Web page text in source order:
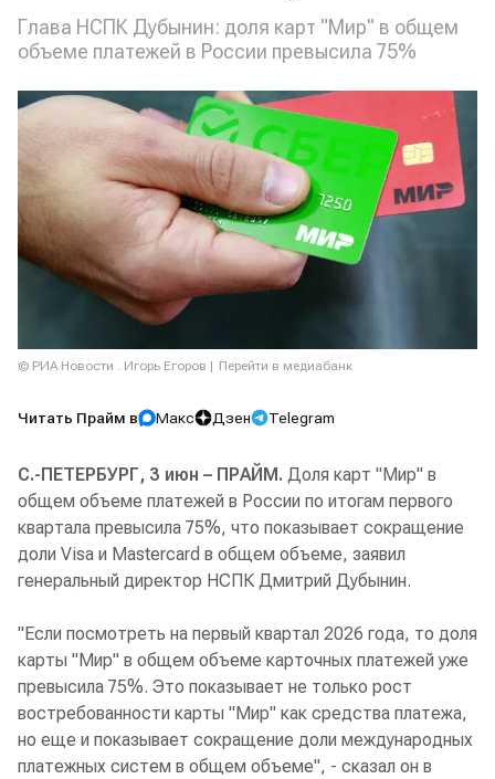
Глава НСПК Дубынин: доля карт "Мир" в общем
объеме платежей в России превысила 75%
© РИА Новости . Игорь Егоров Перейти в медиабанк
Читать Прайм в Макс Дзен Telegram
С.-ПЕТЕРБУРГ, 3 июн – ПРАЙМ. Доля карт "Мир" в
общем объеме платежей в России по итогам первого
квартала превысила 75%, что показывает сокращение
доли Visa и Mastercard в общем объеме, заявил
генеральный директор НСПК Дмитрий Дубынин.
"Если посмотреть на первый квартал 2026 года, то доля
карты "Мир" в общем объеме карточных платежей уже
превысила 75%. Это показывает не только рост
востребованности карты "Мир" как средства платежа,
но еще и показывает сокращение доли международных
платежных систем в общем объеме", - сказал он в